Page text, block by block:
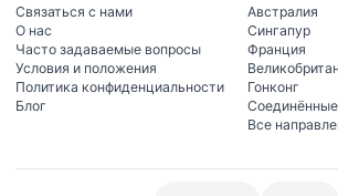
Связаться с нами
О нас
Часто задаваемые вопросы
Условия и положения
Политика конфиденциальности
Блог
Австралия
Сингапур
Франция
Гонконг
Все